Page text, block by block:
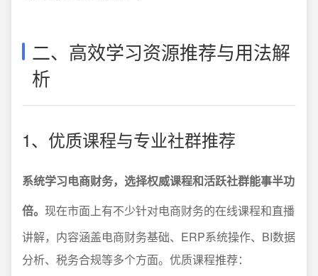
二、高效学习资源推荐与用法解
析
1、优质课程与专业社群推荐
系统学习电商财务，选择权威课程和活跃社群能事半功
倍。 现在市面上有不少针对电商财务的在线课程和直播
讲解，内容涵盖电商财务基础、ERP系统操作、BI数据
分析、税务合规等多个方面。优质课程推荐：